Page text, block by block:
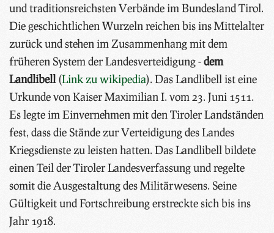
und traditionsreichsten Verbände im Bundesland Tirol.
Die geschichtlichen Wurzeln reichen bis ins Mittelalter
zurück und stehen im Zusammenhang mit dem
früheren System der Landesverteidigung -dem
Landlibell(Link zu wikipedia). Das Landlibell ist eine
Urkunde von Kaiser Maximilian I. vom 23. Juni 1511.
Es legte im Einvernehmen mit den Tiroler Landständen
fest, dass die Stände zur Verteidigung des Landes
Kriegsdienste zu leisten hatten. Das Landlibell bildete
einen Teil der Tiroler Landesverfassung und regelte
somit die Ausgestaltung des Militärwesens. Seine
Gültigkeit und Fortschreibung erstreckte sich bis ins
Jahr 1918.